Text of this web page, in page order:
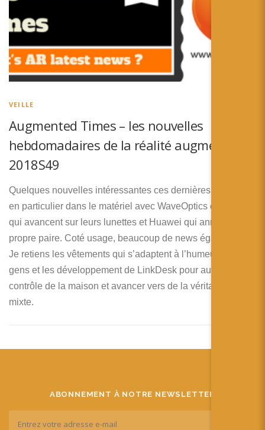
VEILLE
Augmented Times – les nouvelles
hebdomadaires de la réalité augmentée –
2018S49
Quelques nouvelles intéressantes ces dernières semaines
en particulier dans le matériel avec WaveOptics et Google
qui avancent sur leurs lunettes et Huawei qui annonce sa
propre paire. Coté usage, beaucoup de news également !
Je retiens les vêtements qui s’adaptent à l’humeur des
gens et les développement de LinkDesk pour augmenter le
contrôle de la maison et avancer vers de la véritable réalité
mixte.
ABONNEMENT À NOTRE NEWSLETTER